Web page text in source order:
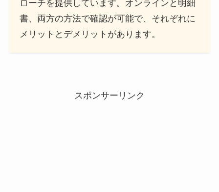
ローチを提供しています。オンラインと明細
書、両方の方法で確認が可能で、それぞれに
メリットとデメリットがあります。
スポンサーリンク